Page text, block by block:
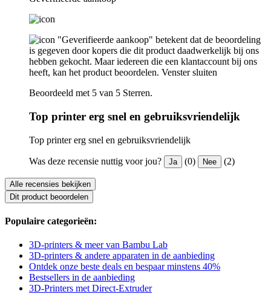
"Geverifieerde aankoop" betekent dat de beoordeling
is gegeven door kopers die dit product daadwerkelijk bij ons
hebben gekocht. Maar iedereen die een klantaccount bij ons
heeft, kan het product beoordelen. Venster sluiten
Beoordeeld met 5 van 5 Sterren.
Top printer erg snel en gebruiksvriendelijk
Top printer erg snel en gebruiksvriendelijk
Was deze recensie nuttig voor jou? Ja (0) Nee (2)
Alle recensies bekijken
Dit product beoordelen
Populaire categorieën:
3D-printers & meer van Bambu Lab
3D-printers & andere apparaten in de aanbieding
Ontdek onze beste deals en bespaar minstens 40%
Bestsellers in de aanbieding
3D-Printers met Direct-Extruder